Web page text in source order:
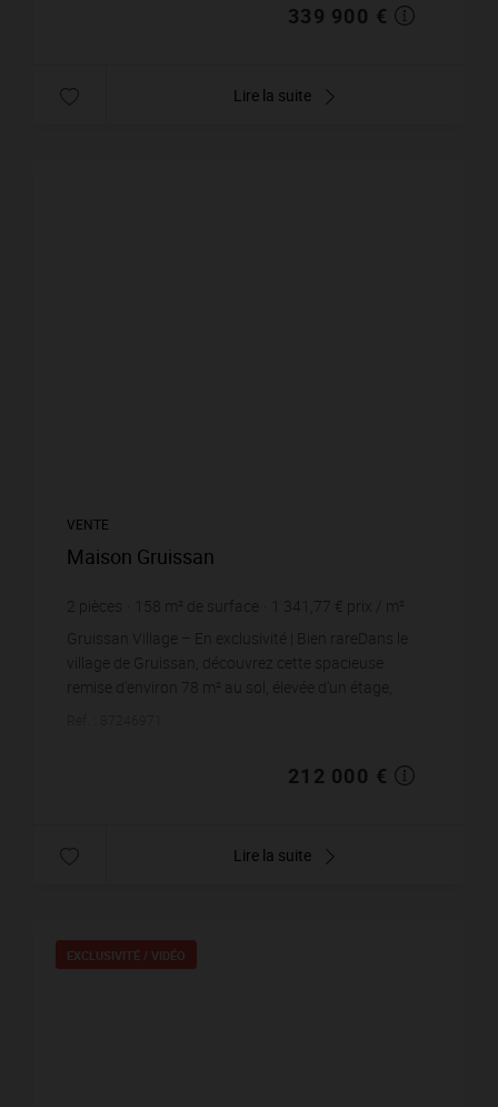
339 900 €
Lire la suite
VENTE
Maison Gruissan
2 pièces 158 m² de surface 1 341,77 € prix / m²
Gruissan Village – En exclusivité | Bien rareDans le
village de Gruissan, découvrez cette spacieuse
remise d'environ 78 m² au sol, élevée d'un étage,
212 000 €
Lire la suite
EXCLUSIVITÉ / VIDÉO